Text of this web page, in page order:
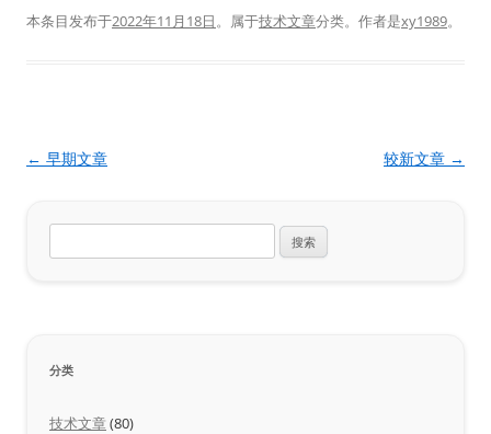
本条目发布于2022年11月18日。属于技术文章分类。 作者是xy1989。
文
← 早期文章 较新文章 →
索：
分类
技术文章 (80)